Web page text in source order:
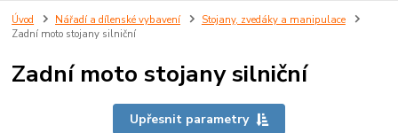
Úvod Nářadí a dílenské vybavení
Stojany, zvedáky a manipulace
Zadní moto stojany silniční
Zadní moto stojany silniční
Upřesnit parametry